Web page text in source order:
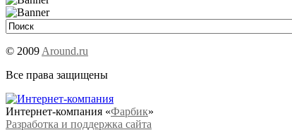
© 2009 Around.ru
Все права защищены
Интернет-компания «Фарбик»
Разработка и поддержка сайта